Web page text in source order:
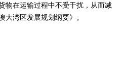
物在运输过程中不受干扰，从而减
湾区发展规划纲要》。